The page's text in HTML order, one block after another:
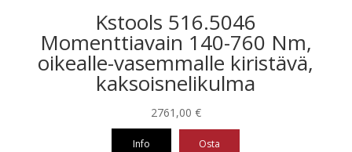
Kstools 516.5046
Momenttiavain 140-760 Nm,
oikealle-vasemmalle kiristävä,
kaksoisnelikulma
2761,00 €
Info Osta